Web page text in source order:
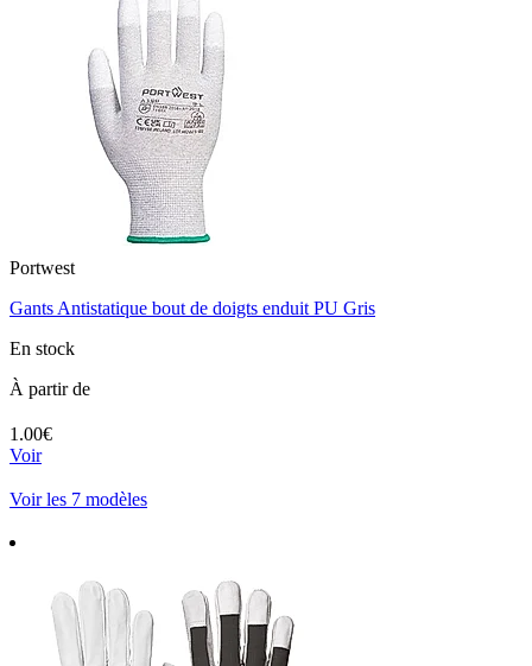
Portwest
Gants Antistatique bout de doigts enduit PU Gris
En stock
À partir de
1.00€
Voir
Voir les 7 modèles